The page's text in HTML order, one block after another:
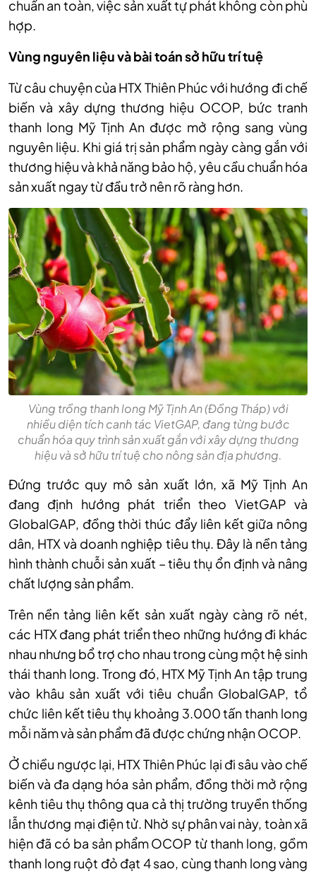
chuẩn an toàn, việc sản xuất tự phát không còn phù
hợp.
Vùng nguyên liệu và bài toán sở hữu trí tuệ
Từ câu chuyện của HTX Thiên Phúc với hướng đi chế
biến và xây dựng thương hiệu OCOP, bức tranh
thanh long Mỹ Tịnh An được mở rộng sang vùng
nguyên liệu. Khi giá trị sản phẩm ngày càng gắn với
thương hiệu và khả năng bảo hộ, yêu cầu chuẩn hóa
sản xuất ngay từ đầu trở nên rõ ràng hơn.
Vùng trồng thanh long Mỹ Tịnh An (Đồng Tháp) với
nhiều diện tích canh tác VietGAP, đang từng bước
chuẩn hóa quy trình sản xuất gắn với xây dựng thương
hiệu và sở hữu trí tuệ cho nông sản địa phương.
Đứng trước quy mô sản xuất lớn, xã Mỹ Tịnh An
đang định hướng phát triển theo VietGAP và
GlobalGAP, đồng thời thúc đẩy liên kết giữa nông
dân, HTX và doanh nghiệp tiêu thụ. Đây là nền tảng
hình thành chuỗi sản xuất – tiêu thụ ổn định và nâng
chất lượng sản phẩm.
Trên nền tảng liên kết sản xuất ngày càng rõ nét,
các HTX đang phát triển theo những hướng đi khác
nhau nhưng bổ trợ cho nhau trong cùng một hệ sinh
thái thanh long. Trong đó, HTX Mỹ Tịnh An tập trung
vào khâu sản xuất với tiêu chuẩn GlobalGAP, tổ
chức liên kết tiêu thụ khoảng 3.000 tấn thanh long
mỗi năm và sản phẩm đã được chứng nhận OCOP.
Ở chiều ngược lại, HTX Thiên Phúc lại đi sâu vào chế
biến và đa dạng hóa sản phẩm, đồng thời mở rộng
kênh tiêu thụ thông qua cả thị trường truyền thống
lẫn thương mại điện tử. Nhờ sự phân vai này, toàn xã
hiện đã có ba sản phẩm OCOP từ thanh long, gồm
thanh long ruột đỏ đạt 4 sao, cùng thanh long vàng